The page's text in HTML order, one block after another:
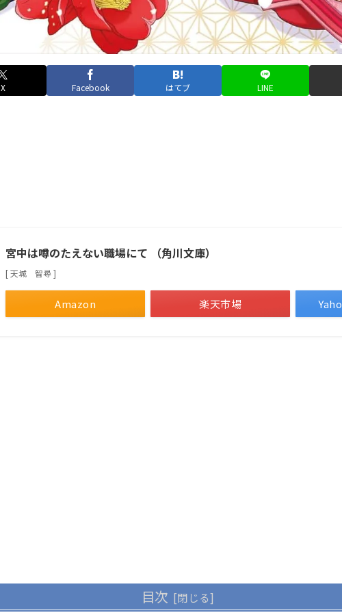
X Facebook はてブ LINE
宮中は噂のたえない職場にて （角川文庫）
[ 天城 智尋 ]
Amazon 楽天市場
目次